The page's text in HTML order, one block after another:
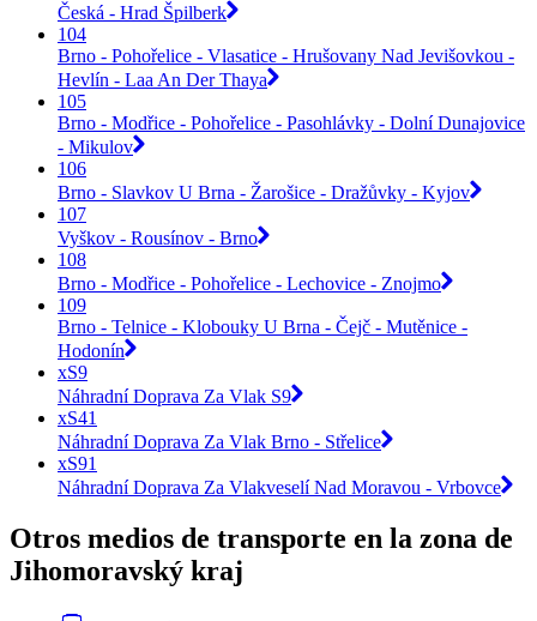
Česká - Hrad Špilberk
104
Brno - Pohořelice - Vlasatice - Hrušovany Nad Jevišovkou -
Hevlín - Laa An Der Thaya
105
Brno - Modřice - Pohořelice - Pasohlávky - Dolní Dunajovice
- Mikulov
106
Brno - Slavkov U Brna - Žarošice - Dražůvky - Kyjov
107
Vyškov - Rousínov - Brno
108
Brno - Modřice - Pohořelice - Lechovice - Znojmo
109
Brno - Telnice - Klobouky U Brna - Čejč - Mutěnice -
Hodonín
xS9
Náhradní Doprava Za Vlak S9
xS41
Náhradní Doprava Za Vlak Brno - Střelice
xS91
Náhradní Doprava Za Vlakveselí Nad Moravou - Vrbovce
Otros medios de transporte en la zona de
Jihomoravský kraj